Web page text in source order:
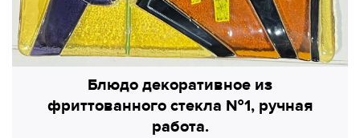
Блюдо декоративное из
фриттованного стекла №1, ручная
работа.